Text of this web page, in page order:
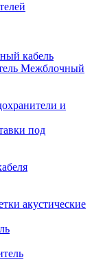
кабель
Межблочный
и
под
акустические